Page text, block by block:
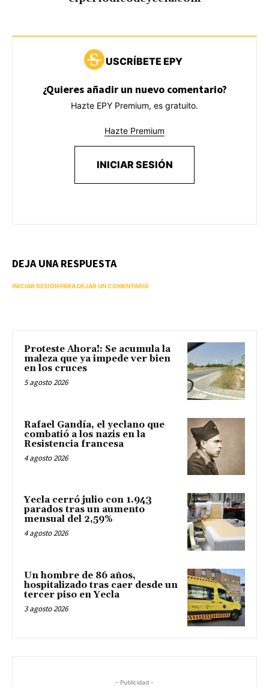
USCRÍBETE EPY
¿Quieres añadir un nuevo comentario?
Hazte EPY Premium, es gratuito.
Hazte Premium
INICIAR SESIÓN
DEJA UNA RESPUESTA
INICIAR SESIÓN PARA DEJAR UN COMENTARIO
Proteste Ahora!: Se acumula la
maleza que ya impede ver bien
en los cruces
5 agosto 2026
Rafael Gandía, el yeclano que
combatió a los nazis en la
Resistencia francesa
4 agosto 2026
Yecla cerró julio con 1.943
parados tras un aumento
mensual del 2,59%
4 agosto 2026
Un hombre de 86 años,
hospitalizado tras caer desde un
tercer piso en Yecla
3 agosto 2026
- Publicidad -